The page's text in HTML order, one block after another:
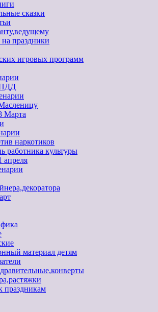
сказки
праздники
игровых программ
ПДД
Марта
наркотиков
работника культуры
апреля
материал детям
праздникам